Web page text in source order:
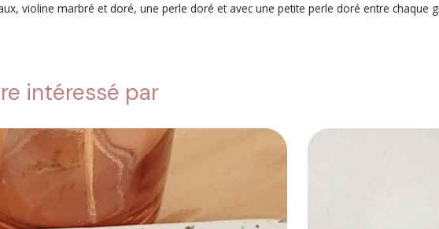
violine marbré et doré, une perle doré et avec une petite perle doré entre chaque
intéressé par